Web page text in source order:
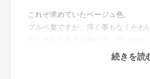
これぞ求めていたベージュ色。
ブルベ夏ですが、浮く事もなくかわ
PK850に次いで2本目です。まだまだ
続きを読